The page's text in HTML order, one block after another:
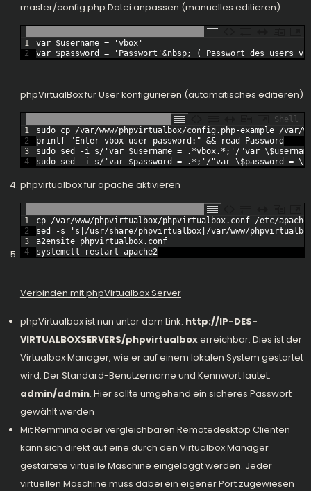
master/config.php Datei anpassen (manuelles editieren)
1
2
var $username =
'vbox'
var $password = 'Passwort'&nbsp; ( Passwort des users
phpVirtualBox für User konfigurieren (automatisches editieren)
Shell
1
2
3
4
sudo cp /var/www/phpvirtualbox/config.php-example /var/
printf
"Enter vbox user password:" && read
Password
sudo sed -i s/'var $username = .*vbox.*;' /"var
sudo sed -i s/'var $password = .*;' /"var \$password =
phpvirtualbox für apache aktivieren
1
2
3
4
cp /var/www/phpvirtualbox/phpvirtualbox. conf /etc/
sed
-s
's|/usr/share/phpvirtualbox|/var/www/
a2ensite phpvirtualbox. conf
systemctl
restart apache2
Verbinden mit phpVirtualbox Server
phpVirtualbox ist nun unter dem Link: http://IP-DES-
VIRTUALBOXSERVERS/phpvirtualboxerreichbar. Dies ist der
Virtualbox Manager, wie er auf einem lokalen System gestartet
wird. Der Standard-Benutzername und Kennwort lautet:
admin/admin. Hier sollte umgehend ein sicheres Passwort
gewählt werden
Mit Remmina oder vergleichbaren Remotedesktop Clienten
kann sich direkt auf eine durch den Virtualbox Manager
gestartete virtuelle Maschine eingeloggt werden. Jeder
virtuellen Maschine muss dabei ein eigener Port zugewiesen